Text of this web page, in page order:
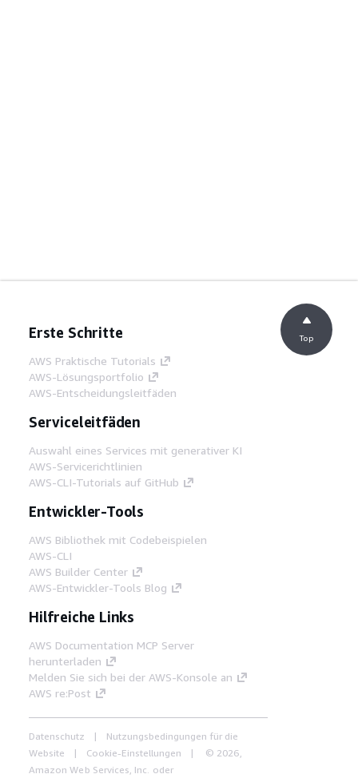
Erste Schritte
AWS Praktische Tutorials
AWS-Lösungsportfolio
AWS-Entscheidungsleitfäden
Serviceleitfäden
Auswahl eines Services mit generativer KI
AWS-Servicerichtlinien
AWS-CLI-Tutorials auf GitHub
Entwickler-Tools
AWS Bibliothek mit Codebeispielen
AWS-CLI
AWS Builder Center
AWS-Entwickler-Tools Blog
Hilfreiche Links
AWS Documentation MCP Server
herunterladen
Melden Sie sich bei der AWS-Konsole an
AWS re:Post
Datenschutz
Nutzungsbedingungen für die
Website
Cookie-Einstellungen
© 2026,
Amazon Web Services, Inc. oder
Top